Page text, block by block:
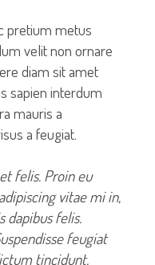
pretium metus
velit non ornare
diam sit amet
sapien interdum
mauris a
a feugiat.
felis. Proin eu
vitae mi in,
dapibus felis.
feugiat
tincidunt.